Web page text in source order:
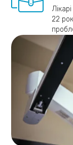
22